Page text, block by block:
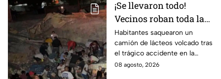
¡Se llevaron todo!
Vecinos roban toda la
mercancía del tráiler
volcado en la carretera
de Irapuato
Habitantes saquearon un
camión de lácteos volcado tras
el trágico accidente en la
carretera Irapuato-Abasolo
08 agosto, 2026